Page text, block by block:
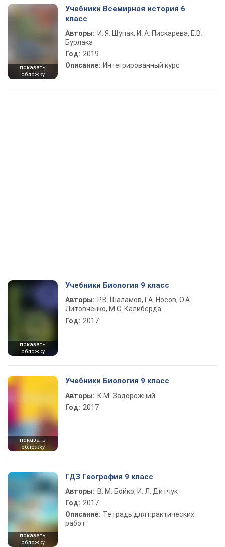
показать
обложку
Учебники Всемирная история 6
класс
Авторы: И. Я. Щупак, И. А. Пискарева, Е.В.
Бурлака
Год: 2019
Описание: Интегрированный курс
показать
обложку
Учебники Биология 9 класс
Авторы: Р.В. Шаламов, Г.А. Носов, О.А.
Литовченко, М.С. Калиберда
Год: 2017
показать
обложку
Учебники Биология 9 класс
Авторы: К.М. Задорожний
Год: 2017
показать
обложку
ГДЗ География 9 класс
Авторы: В. М. Бойко, И. Л. Дитчук
Год: 2017
Описание: Тетрадь для практических
работ